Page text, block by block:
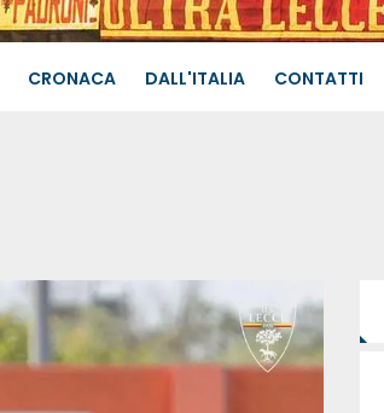
CRONACA DALL'ITALIA CONTATTI